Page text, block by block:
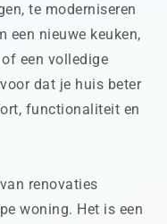
te moderniseren
een nieuwe keuken,
een volledige
dat je huis beter
functionaliteit en
renovaties
woning. Het is een